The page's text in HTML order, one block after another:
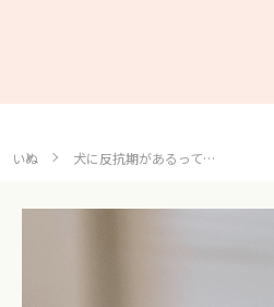
いぬ 犬に反抗期があるって…